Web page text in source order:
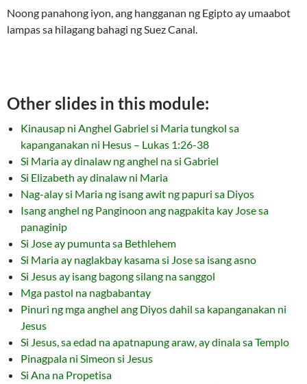
Noong panahong iyon, ang hangganan ng Egipto ay umaabot
lampas sa hilagang bahagi ng Suez Canal.
Other slides in this module:
Kinausap ni Anghel Gabriel si Maria tungkol sa
kapanganakan ni Hesus – Lukas 1:26-38
Si Maria ay dinalaw ng anghel na si Gabriel
Si Elizabeth ay dinalaw ni Maria
Nag-alay si Maria ng isang awit ng papuri sa Diyos
Isang anghel ng Panginoon ang nagpakita kay Jose sa
panaginip
Si Jose ay pumunta sa Bethlehem
Si Maria ay naglakbay kasama si Jose sa isang asno
Si Jesus ay isang bagong silang na sanggol
Mga pastol na nagbabantay
Pinuri ng mga anghel ang Diyos dahil sa kapanganakan ni
Jesus
Si Jesus, sa edad na apatnapung araw, ay dinala sa Templo
Pinagpala ni Simeon si Jesus
Si Ana na Propetisa